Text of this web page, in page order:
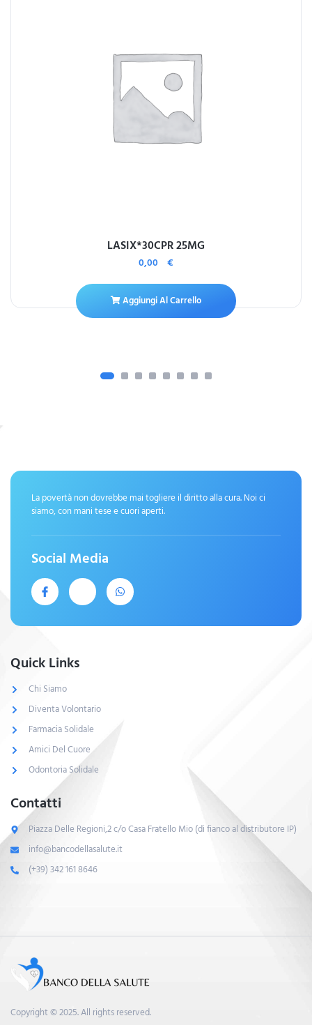
LASIX*30CPR 25MG
0,00 €
Aggiungi Al Carrello
La povertà non dovrebbe mai togliere il diritto alla cura. Noi ci
siamo, con mani tese e cuori aperti.
Social Media
Quick Links
Chi Siamo
Diventa Volontario
Farmacia Solidale
Amici Del Cuore
Odontoria Solidale
Contatti
Piazza Delle Regioni,2 c/o Casa Fratello Mio (di fianco al distributore IP)
info@bancodellasalute.it
(+39) 342 161 8646
Copyright © 2025. All rights reserved.